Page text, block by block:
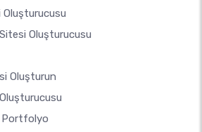
Oluşturucusu
Oluşturun
Portfolyo